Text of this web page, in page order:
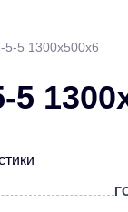
5 1300х500х6